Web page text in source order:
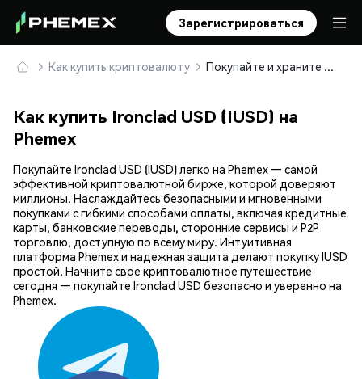
Зарегистрироваться
Как купить криптовалюту Покупайте и храните Ironclad USD (IUSD) безопасно
Как купить Ironclad USD (IUSD) на
Phemex
Покупайте Ironclad USD (IUSD) легко на Phemex — самой
эффективной криптовалютной бирже, которой доверяют
миллионы. Наслаждайтесь безопасными и мгновенными
покупками с гибкими способами оплаты, включая кредитные
карты, банковские переводы, сторонние сервисы и P2P
торговлю, доступную по всему миру. Интуитивная
платформа Phemex и надежная защита делают покупку IUSD
простой. Начните свое криптовалютное путешествие
сегодня — покупайте Ironclad USD безопасно и уверенно на
Phemex.